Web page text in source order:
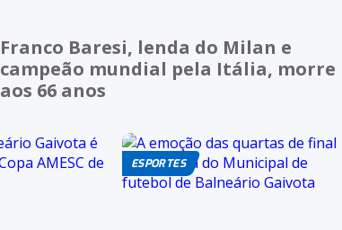
Franco Baresi, lenda do Milan e
campeão mundial pela Itália, morre
aos 66 anos
ESPORTES